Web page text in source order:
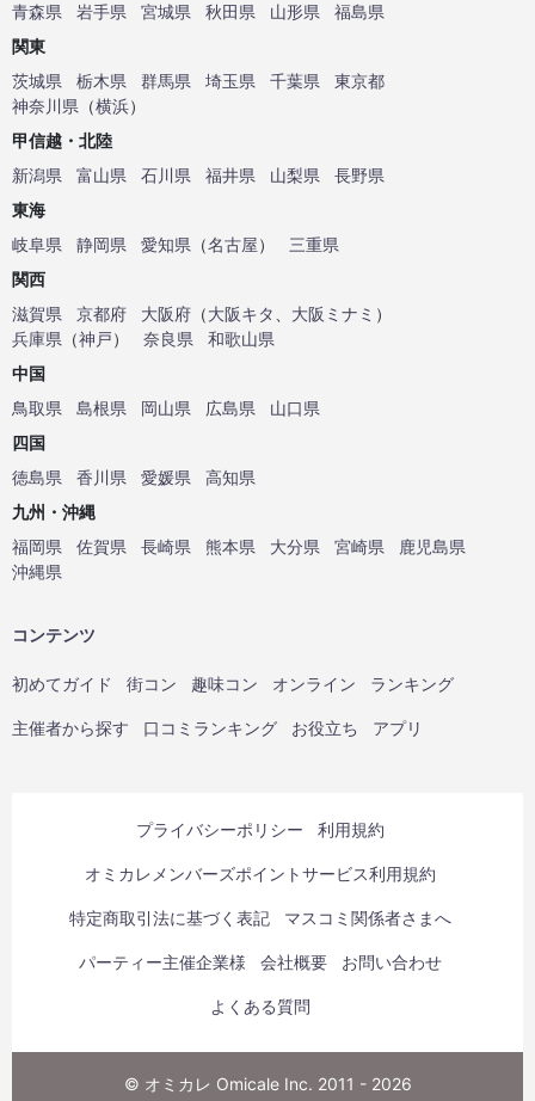
青森県
岩手県 宮城県 秋田県 山形県
福島県
関東
茨城県
栃木県 群馬県 埼玉県 千葉県
東京都
神奈川県 （横浜）
甲信越・北陸
新潟県
富山県 石川県 福井県 山梨県
長野県
東海
岐阜県
静岡県 愛知県 （名古屋）
三重県
関西
滋賀県
京都府 大阪府 （大阪キタ 大阪ミナミ ）
兵庫県 （神戸） 奈良県
和歌山県
中国
鳥取県
島根県 岡山県 広島県
山口県
四国
徳島県
香川県 愛媛県
高知県
九州・沖縄
福岡県
佐賀県 長崎県 熊本県 大分県 宮崎県
鹿児島県
沖縄県
コンテンツ
初めてガイド 街コン 趣味コン オンライン ランキング
主催者から探す 口コミランキング お役立ち アプリ
プライバシーポリシー 利用規約
オミカレメンバーズポイントサービス利用規約
特定商取引法に基づく表記 マスコミ関係者さまへ
パーティー主催企業様 会社概要 お問い合わせ
よくある質問
© オミカレ Omicale Inc. 2011 - 2026